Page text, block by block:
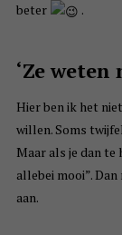
beter
.
‘Ze
Hier ben ik het
willen. Soms
Maar als je dan
allebei mooi”.
aan.